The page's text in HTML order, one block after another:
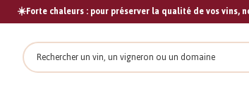
☀️Forte chaleurs : pour préserver la qualité de vos vins,
Rechercher